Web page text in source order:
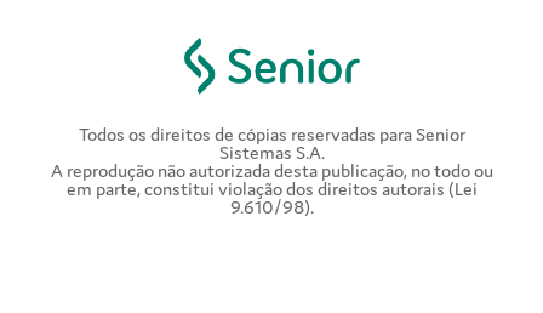
Todos os direitos de cópias reservadas para Senior
Sistemas S.A.
A reprodução não autorizada desta publicação, no todo ou
em parte, constitui violação dos direitos autorais (Lei
9.610/98).